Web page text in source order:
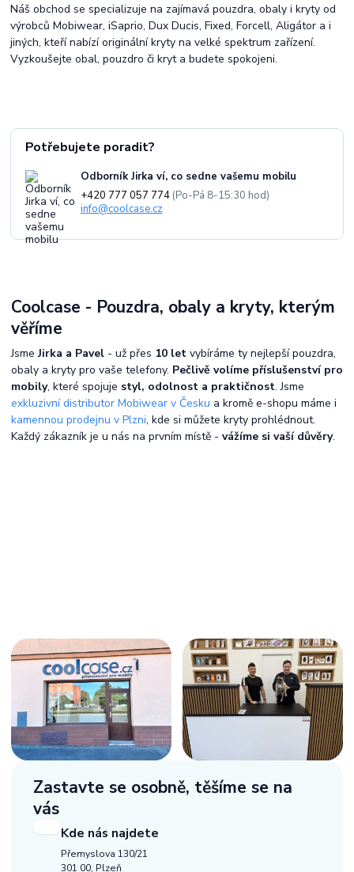
Potřebujete poradit?
Odborník Jirka ví, co sedne vašemu mobilu
+420 777 057 774 (Po-Pá 8-15:30 hod)
info@coolcase.cz
Náš obchod se specializuje na zajímavá pouzdra, obaly i kryty od
výrobců Mobiwear, iSaprio, Dux Ducis, Fixed, Forcell, Aligátor a i
jiných, kteří nabízí originální kryty na velké spektrum zařízení.
Vyzkoušejte obal, pouzdro či kryt a budete spokojeni.
Coolcase - Pouzdra, obaly a kryty, kterým
věříme
JsmeJirka a Pavel - už přes 10 let vybíráme ty nejlepší pouzdra,
obaly a kryty pro vaše telefony. Pečlivě volíme příslušenství pro
mobily, které spojuje styl, odolnost a praktičnost. Jsme
exkluzivní distributor Mobiwear v Česku a kromě e-shopu máme i
kamennou prodejnu v Plzni, kde si můžete kryty prohlédnout.
Každý zákazník je u nás na prvním místě - vážíme si vaší důvěry.
Zastavte se osobně, těšíme se na
vás
Kde nás najdete
Přemyslova 130/21
301 00, Plzeň